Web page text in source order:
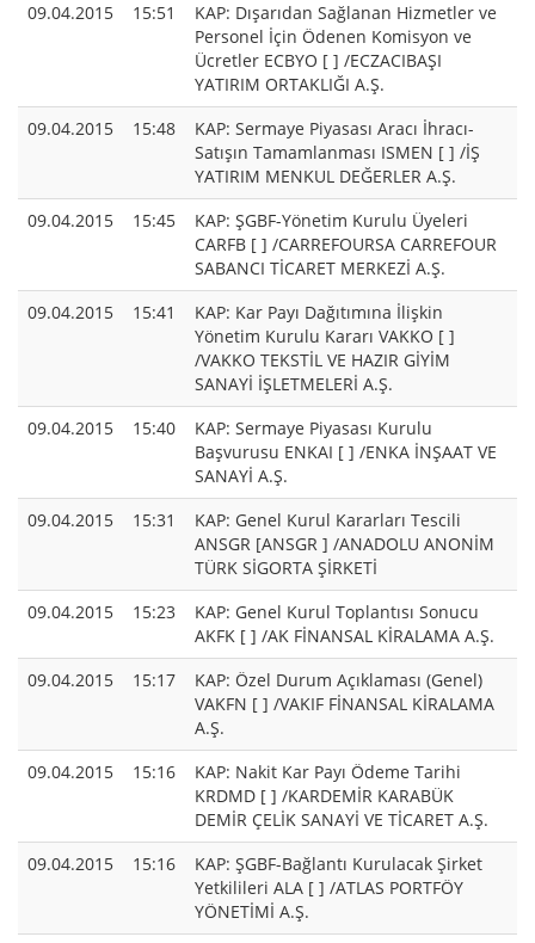
09.04.2015
15:51
KAP: Dışarıdan Sağlanan Hizmetler ve
Personel İçin Ödenen Komisyon ve
Ücretler ECBYO [ ] /ECZACIBAŞI
YATIRIM ORTAKLIĞI A.Ş.
09.04.2015
15:48
KAP: Sermaye Piyasası Aracı İhracı-
Satışın Tamamlanması ISMEN [ ] /İŞ
YATIRIM MENKUL DEĞERLER A.Ş.
09.04.2015
15:45
KAP: ŞGBF-Yönetim Kurulu Üyeleri
CARFB [ ] /CARREFOURSA CARREFOUR
SABANCI TİCARET MERKEZİ A.Ş.
09.04.2015
15:41
KAP: Kar Payı Dağıtımına İlişkin
Yönetim Kurulu Kararı VAKKO [ ]
/VAKKO TEKSTİL VE HAZIR GİYİM
SANAYİ İŞLETMELERİ A.Ş.
09.04.2015
15:40
KAP: Sermaye Piyasası Kurulu
Başvurusu ENKAI [ ] /ENKA İNŞAAT VE
SANAYİ A.Ş.
09.04.2015
15:31
KAP: Genel Kurul Kararları Tescili
ANSGR [ANSGR ] /ANADOLU ANONİM
TÜRK SİGORTA ŞİRKETİ
09.04.2015
15:23
KAP: Genel Kurul Toplantısı Sonucu
AKFK [ ] /AK FİNANSAL KİRALAMA A.Ş.
09.04.2015
15:17
KAP: Özel Durum Açıklaması (Genel)
VAKFN [ ] /VAKIF FİNANSAL KİRALAMA
A.Ş.
09.04.2015
15:16
KAP: Nakit Kar Payı Ödeme Tarihi
KRDMD [ ] /KARDEMİR KARABÜK
DEMİR ÇELİK SANAYİ VE TİCARET A.Ş.
09.04.2015
15:16
KAP: ŞGBF-Bağlantı Kurulacak Şirket
Yetkilileri ALA [ ] /ATLAS PORTFÖY
YÖNETİMİ A.Ş.